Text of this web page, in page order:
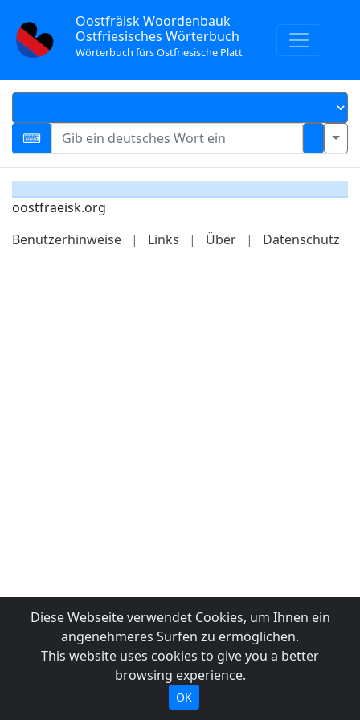
Oostfräisk Woordenbauk
Ostfriesisches Wörterbuch
Wörterbuch fürs Ostfriesische Platt
oostfraeisk.org
Benutzerhinweise
| Links | Über | Datenschutz
Diese Webseite verwendet Cookies, um Ihnen ein
angenehmeres Surfen zu ermöglichen.
This website uses cookies to give you a better
browsing experience.
OK